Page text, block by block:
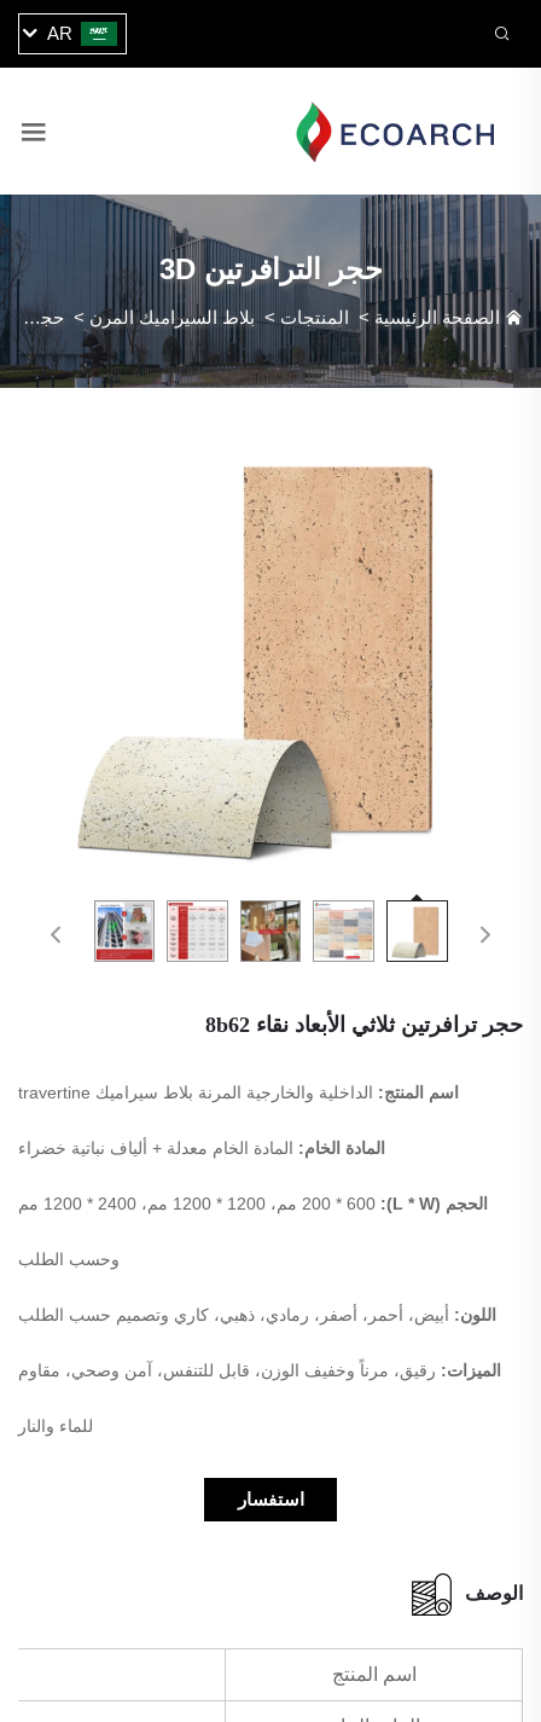
AR
حجر الترافرتين 3D
الصفحة الرئيسية > المنتجات >بلاط السيراميك المرن > حجر الترافرتين 3D
حجر ترافرتين ثلاثي الأبعاد نقاء 8b62
اسم المنتج: الداخلية والخارجية المرنة بلاط سيراميك travertine
المادة الخام: المادة الخام معدلة + ألياف نباتية خضراء
الحجم (L * W): 200 * 600 مم، 1200 * 1200 مم، 2400 * 1200 مم
وحسب الطلب
اللون: أبيض، أحمر، أصفر، رمادي، ذهبي، كاري وتصميم حسب الطلب
الميزات: رقيق، مرناً وخفيف الوزن، قابل للتنفس، آمن وصحي، مقاوم
للماء والنار
استفسار
الوصف
اسم المنتج